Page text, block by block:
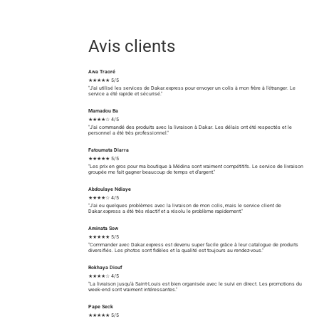
Avis clients
Awa Traoré
★★★★★ 5/5
"J'ai utilisé les services de Dakar.express pour envoyer un colis à mon frère à l'étranger. Le
service a été rapide et sécurisé."
Mamadou Ba
★★★★☆ 4/5
"J'ai commandé des produits avec la livraison à Dakar. Les délais ont été respectés et le
personnel a été très professionnel."
Fatoumata Diarra
★★★★★ 5/5
"Les prix en gros pour ma boutique à Médina sont vraiment compétitifs. Le service de livraison
groupée me fait gagner beaucoup de temps et d'argent."
Abdoulaye Ndiaye
★★★★☆ 4/5
"J'ai eu quelques problèmes avec la livraison de mon colis, mais le service client de
Dakar.express a été très réactif et a résolu le problème rapidement."
Aminata Sow
★★★★★ 5/5
"Commander avec Dakar.express est devenu super facile grâce à leur catalogue de produits
diversifiés. Les photos sont fidèles et la qualité est toujours au rendez-vous."
Rokhaya Diouf
★★★★☆ 4/5
"La livraison jusqu'à Saint-Louis est bien organisée avec le suivi en direct. Les promotions du
week-end sont vraiment intéressantes."
Pape Seck
★★★★★ 5/5